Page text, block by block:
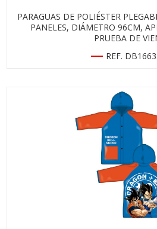
PARAGUAS DE POLIÉSTER
PANELES, DIÁMETRO 96CM,
PRUEBA DE
REF.